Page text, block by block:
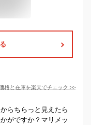
格と在庫を楽天でチェック >>
らちらっと見えたら
がですか？マリメッ